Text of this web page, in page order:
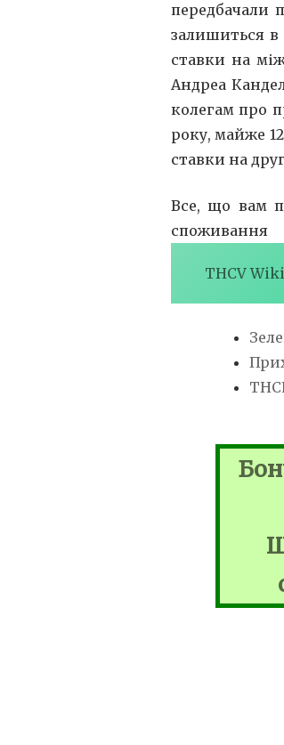
передбачали
залишиться
ставки на
Андреа
колегам про
року, майже
ставки на
Все, що вам
споживання
THCV